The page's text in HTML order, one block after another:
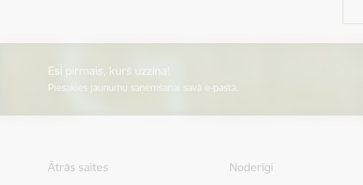
Esi pirmais, kurš uzzina!
Piesakies jaunumu saņemšanai savā e-pastā.
Ātrās saites Noderīgi